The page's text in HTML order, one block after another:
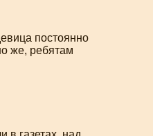
постоянно
же, ребятам